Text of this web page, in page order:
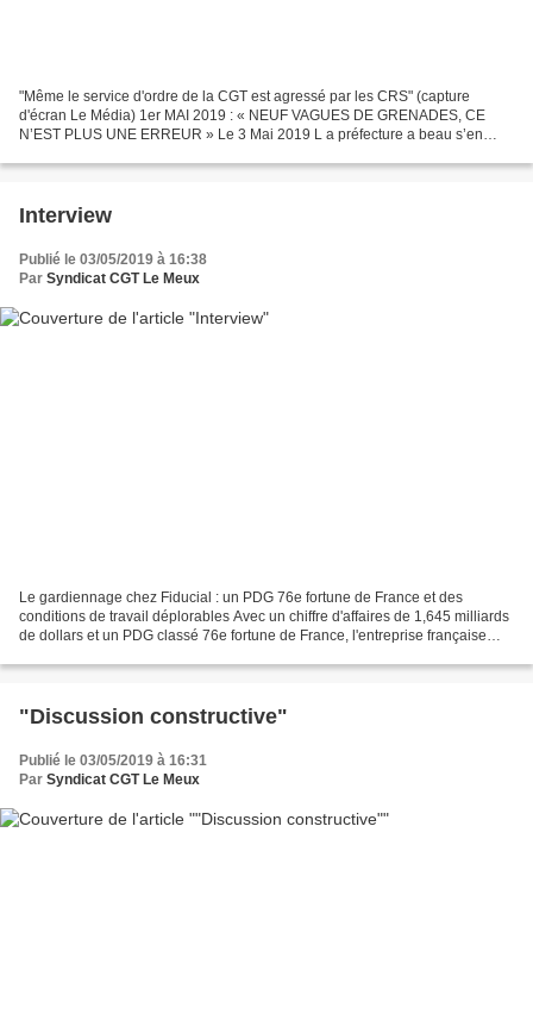
"Même le service d'ordre de la CGT est agressé par les CRS" (capture
d'écran Le Média) 1er MAI 2019 : « NEUF VAGUES DE GRENADES, CE
N’EST PLUS UNE ERREUR » Le 3 Mai 2019 L a préfecture a beau s’en
Interview
Publié le 03/05/2019 à 16:38
Par Syndicat CGT Le Meux
Le gardiennage chez Fiducial : un PDG 76e fortune de France et des
conditions de travail déplorables Avec un chiffre d'affaires de 1,645 milliards
de dollars et un PDG classé 76e fortune de France, l'entreprise française
"Discussion constructive"
Publié le 03/05/2019 à 16:31
Par Syndicat CGT Le Meux